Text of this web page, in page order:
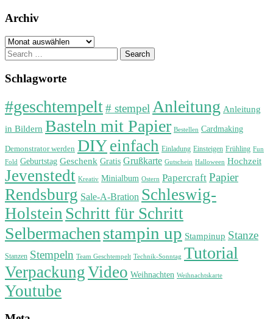
Archiv
Archiv
Search
for:
Schlagworte
#geschtempelt# stempel Anleitung Anleitung
in Bildern Basteln mit Papier Bestellen Cardmaking
Demonstrator werden DIYeinfach Einladung Einsteigen Frühling Fun
Fold Geburtstag Geschenk Gratis Grußkarte Gutschein Halloween Hochzeit
Jevenstedt Kreativ Minialbum Ostern Papercraft Papier
Rendsburg Sale-A-Bration Schleswig-
Holstein Schritt für Schritt
Selbermachen stampin up Stampinup Stanze
Stanzen Stempeln Team Geschtempelt Technik-Sonntag Tutorial
VerpackungVideo Weihnachten Weihnachtskarte
Youtube